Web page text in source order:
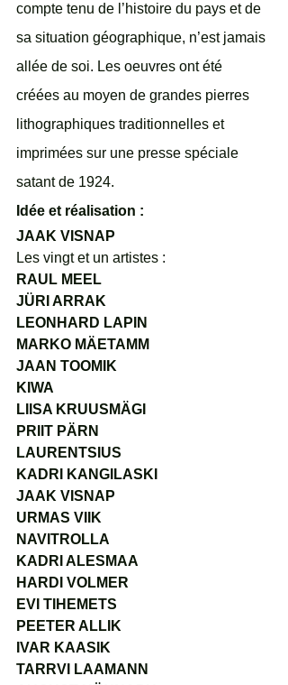
compte tenu de l’histoire du pays et de
sa situation géographique, n’est jamais
allée de soi. Les oeuvres ont été
créées au moyen de grandes pierres
lithographiques traditionnelles et
imprimées sur une presse spéciale
satant de 1924.
Idée et réalisation :
JAAK VISNAP
Les vingt et un artistes :
RAUL MEEL
JÜRI ARRAK
LEONHARD LAPIN
MARKO MÄETAMM
JAAN TOOMIK
KIWA
LIISA KRUUSMÄGI
PRIIT PÄRN
LAURENTSIUS
KADRI KANGILASKI
JAAK VISNAP
URMAS VIIK
NAVITROLLA
KADRI ALESMAA
HARDI VOLMER
EVI TIHEMETS
PEETER ALLIK
IVAR KAASIK
TARRVI LAAMANN